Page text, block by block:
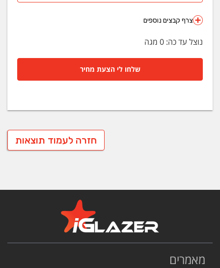
צרף קבצים נוספים
נוצל עד כה: 0 מגה
שלחו לי הצעת מחיר
חזרה לעמוד תוצאות
מאמרים